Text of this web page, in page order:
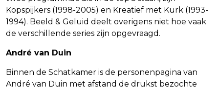
Kopspijkers (1998-2005) en Kreatief met Kurk (1993-
1994). Beeld & Geluid deelt overigens niet hoe vaak
de verschillende series zijn opgevraagd.
André van Duin
Binnen de Schatkamer is de personenpagina van
André van Duin met afstand de drukst bezochte